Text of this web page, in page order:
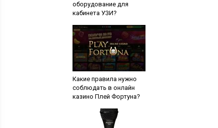
оборудование для
кабинета УЗИ?
Какие правила нужно
соблюдать в онлайн
казино Плей Фортуна?